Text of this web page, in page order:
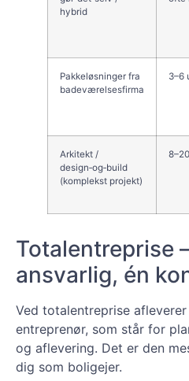
hybrid
Pakkeløsninger fra
badeværelsesfirma
3–6
Arkitekt /
design‑og‑build
(komplekst projekt)
Totalentreprise
ansvarlig, én
Ved totalentreprise
entreprenør, som står for
og aflevering. Det er den
dig som boligejer.